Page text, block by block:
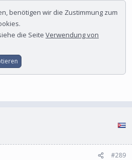
benötigen wir die Zustimmung zum
die Seite Verwendung von
#289